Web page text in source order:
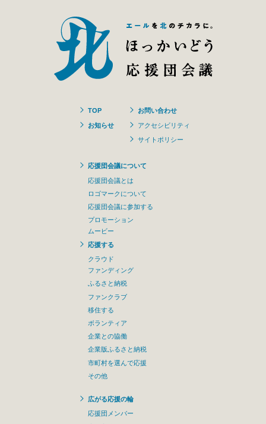
TOP
お知らせ
お問い合わせ
アクセシビリティ
サイトポリシー
応援団会議について
応援団会議とは
ロゴマークについて
応援団会議に参加する
プロモーション
ムービー
応援する
クラウド
ファンディング
ふるさと納税
ファンクラブ
移住する
ボランティア
企業との協働
企業版ふるさと納税
市町村を選んで応援
その他
広がる応援の輪
応援団メンバー